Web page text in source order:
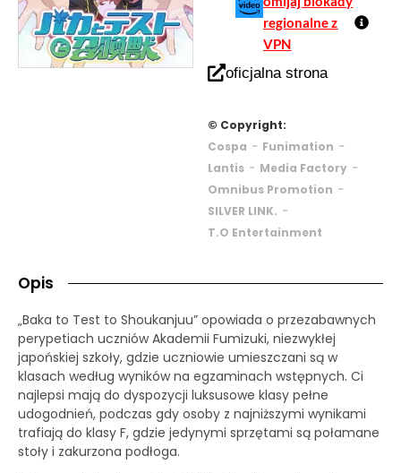
regionalne z
VPN
oficjalna strona
© Copyright:
Cospa - Funimation -
Lantis- Media Factory-
Omnibus Promotion -
SILVER LINK. -
T.O Entertainment
Opis
„Baka to Test to Shoukanjuu” opowiada o przezabawnych
perypetiach uczniów Akademii Fumizuki, niezwykłej
japońskiej szkoły, gdzie uczniowie umieszczani są w
klasach według wyników na egzaminach wstępnych. Ci
najlepsi mają do dyspozycji luksusowe klasy pełne
udogodnień, podczas gdy osoby z najniższymi wynikami
trafiają do klasy F, gdzie jedynymi sprzętami są połamane
stoły i zakurzona podłoga.